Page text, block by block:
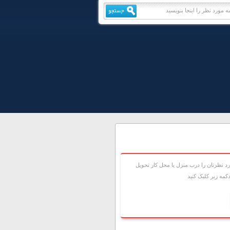
نظرتان را درب منزل يا محل کار تحويل
زير کليک کنيد